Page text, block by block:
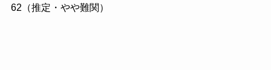
62（推定・やや難関）